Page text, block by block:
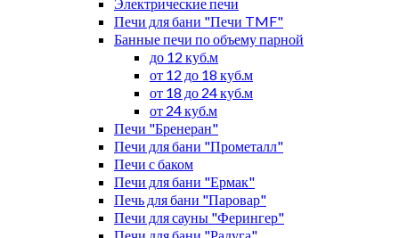
Печи для бани "Печи TMF"
Банные печи по объему парной
до 12 куб.м
от 12 до 18 куб.м
от 18 до 24 куб.м
от 24 куб.м
Печи "Бренеран"
Печи для бани "Прометалл"
Печи с баком
Печи для бани "Ермак"
Печь для бани "Паровар"
Печи для сауны "Ферингер"